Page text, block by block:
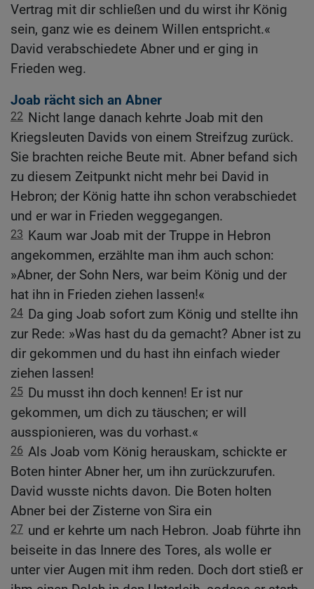
Vertrag mit dir schließen und du wirst ihr König
sein, ganz wie es deinem Willen entspricht.«
David verabschiedete Abner und er ging in
Frieden weg.
Joab rächt sich an Abner
22 Nicht lange danach kehrte Joab mit den
Kriegsleuten Davids von einem Streifzug zurück.
Sie brachten reiche Beute mit. Abner befand sich
zu diesem Zeitpunkt nicht mehr bei David in
Hebron; der König hatte ihn schon verabschiedet
und er war in Frieden weggegangen.
23 Kaum war Joab mit der Truppe in Hebron
angekommen, erzählte man ihm auch schon:
»Abner, der Sohn Ners, war beim König und der
hat ihn in Frieden ziehen lassen!«
24 Da ging Joab sofort zum König und stellte ihn
zur Rede: »Was hast du da gemacht? Abner ist zu
dir gekommen und du hast ihn einfach wieder
ziehen lassen!
25 Du musst ihn doch kennen! Er ist nur
gekommen, um dich zu täuschen; er will
ausspionieren, was du vorhast.«
26 Als Joab vom König herauskam, schickte er
Boten hinter Abner her, um ihn zurückzurufen.
David wusste nichts davon. Die Boten holten
Abner bei der Zisterne von Sira ein
27 und er kehrte um nach Hebron. Joab führte ihn
beiseite in das Innere des Tores, als wolle er
unter vier Augen mit ihm reden. Doch dort stieß er